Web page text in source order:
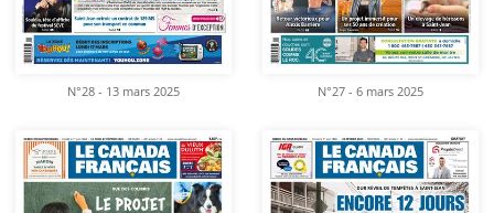
N°28 - 13 mars 2025 N°27 - 6 mars 2025